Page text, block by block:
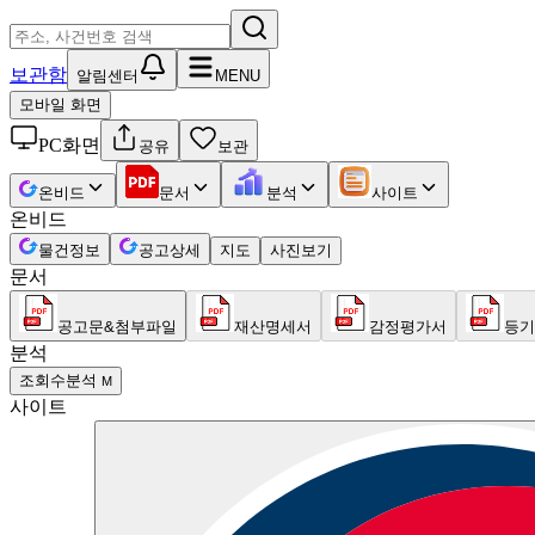
보관함 알림센터
MENU
모바일 화면
PC화면 공유 보관
온비드 문서 분석 사이트
온비드
물건정보 공고상세 지도 사진보기
문서
공고문&첨부파일 재산명세서 감정평가서 등
분석
조회수분석 M
사이트